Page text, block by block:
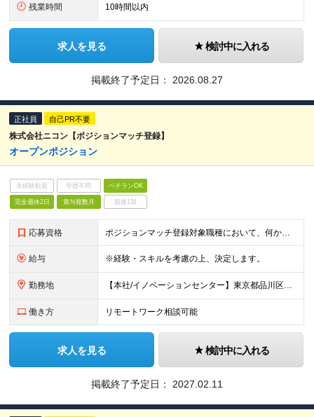
残業時間 10時間以内
求人を見る 検討中に入れる
掲載終了予定日： 2026.08.27
正社員 自己PR不要
株式会社ニコン【ポジションマッチ登録】
オープンポジション
未経験歓迎 学歴不問 ベテランOK
完全週休2日 賞与複数月 面接1回
応募資格 ポジションマッチ登録対象職種において、何かしらの知識・経験を有する方 【活かせる経験・スキル】 ポジションマッチ登録対象職種に関連する知識・経験 ※該当ポジションが数多く存在するため、様々な経験が
給与 ※経験・スキルを考慮の上、決定します。
勤務地 【本社/イノベーションセンター】東京都品川区西大井1-5-20 ※配属や職種により勤務地が異なる場合がございます。 詳細はこちら：https://www.jp.nikon.com/company/co
働き方 リモートワーク相談可能
求人を見る 検討中に入れる
掲載終了予定日： 2027.02.11